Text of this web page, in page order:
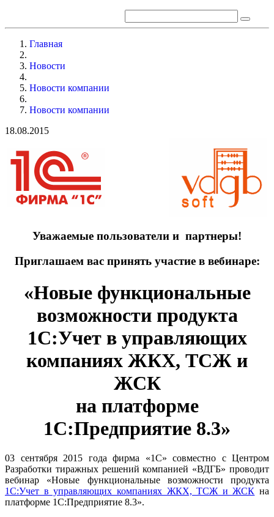
Главная
Новости
Новости компании
Новости компании
18.08.2015
Уважаемые пользователи и партнеры!
Приглашаем вас принять участие в вебинаре:
«Новые функциональные
возможности продукта
1С:Учет в управляющих
компаниях ЖКХ, ТСЖ и
ЖСК
на платформе
1С:Предприятие 8.3»
03 сентября 2015 года фирма «1С» совместно с Центром
Разработки тиражных решений компанией «ВДГБ» проводит
вебинар «Новые функциональные возможности продукта
1С:Учет в управляющих компаниях ЖКХ, ТСЖ и ЖСК на
платформе 1С:Предприятие 8.3».